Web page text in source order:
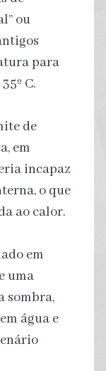
ou
para
C.
de
em
incapaz
o que
ao calor.
em
uma
sombra,
água e